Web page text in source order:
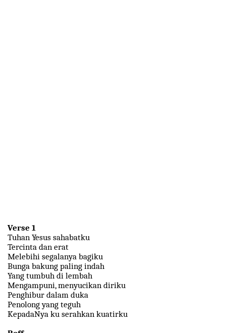
Verse 1
Tuhan Yesus sahabatku
Tercinta dan erat
Melebihi segalanya bagiku
Bunga bakung paling indah
Yang tumbuh di lembah
Mengampuni, menyucikan diriku
Penghibur dalam duka
Penolong yang teguh
KepadaNya ku serahkan kuatirku